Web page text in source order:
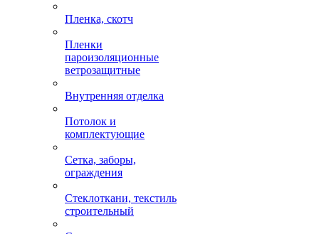
Пленка, скотч
Пленки
пароизоляционные
ветрозащитные
Внутренняя отделка
Потолок и
комплектующие
Сетка, заборы,
ограждения
Стеклоткани, текстиль
строительный